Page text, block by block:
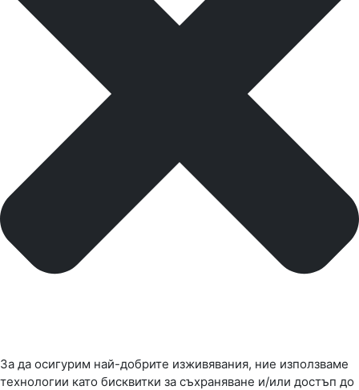
За да осигурим най-добрите изживявания, ние използваме
технологии като бисквитки за съхраняване и/или достъп до